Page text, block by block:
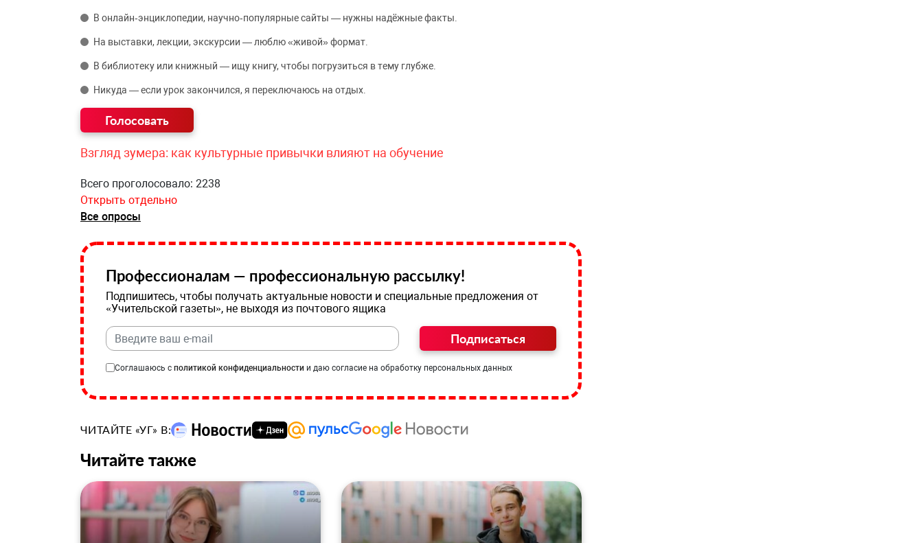
В онлайн‑энциклопедии, научно‑популярные сайты — нужны надёжные факты.
На выставки, лекции, экскурсии — люблю «живой» формат.
В библиотеку или книжный — ищу книгу, чтобы погрузиться в тему глубже.
Никуда — если урок закончился, я переключаюсь на отдых.
Взгляд зумера: как культурные привычки влияют на обучение
Всего проголосовало: 2238
Открыть отдельно
Все опросы
Профессионалам — профессиональную рассылку!
Подпишитесь, чтобы получать актуальные новости и специальные предложения от
«Учительской газеты», не выходя из почтового ящика
Подписаться
Соглашаюсь с политикой конфиденциальности и даю согласие на обработку персональных данных
ЧИТАЙТЕ «УГ» В:
Читайте также